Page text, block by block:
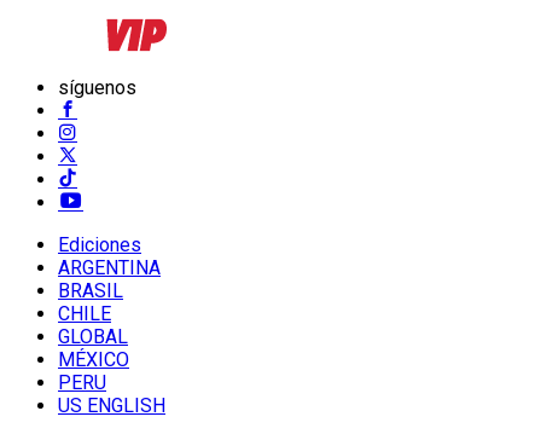
síguenos
Ediciones
ARGENTINA
BRASIL
CHILE
GLOBAL
MÉXICO
PERU
US ENGLISH